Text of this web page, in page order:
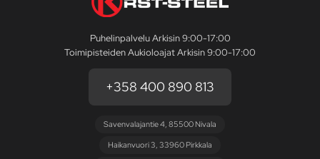
Puhelinpalvelu Arkisin 9:00-17:00
Toimipisteiden Aukioloajat Arkisin 9:00-17:00
+358 400 890 813
Savenvalajantie 4, 85500 Nivala
Haikanvuori 3, 33960 Pirkkala